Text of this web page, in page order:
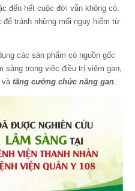
đến hết cuộc đời vẫn không có.
để tránh những mối nguy hiểm từ
các sản phẩm có nguồn gốc
trong việc điều trị viêm gan,
và tăng cường chức năng gan.